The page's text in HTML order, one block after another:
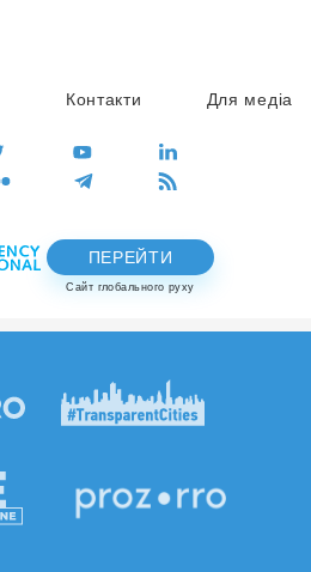
Контакти Для медіа
ПЕРЕЙТИ
Сайт глобального руху